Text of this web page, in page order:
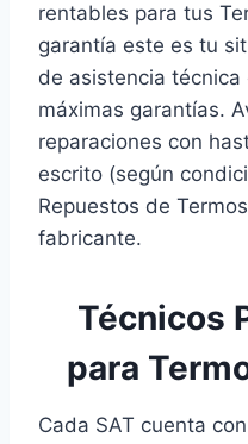
rentables para tus
garantía este es tu
de asistencia técnica
máximas garantías.
reparaciones con
escrito (según
Repuestos de
fabricante.
Técnicos
para
Cada SAT cuenta